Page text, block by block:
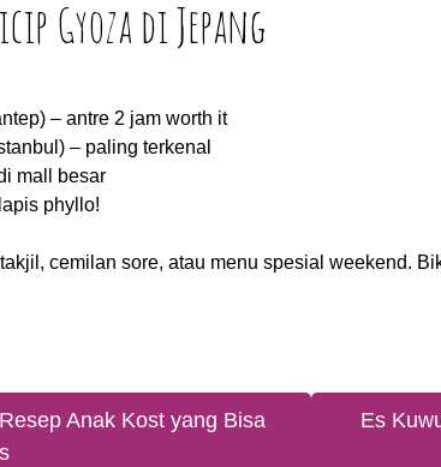
Gyoza di Jepang
– antre 2 jam worth it
– paling terkenal
mall besar
phyllo!
cemilan sore, atau menu spesial weekend.
Anak Kost yang Bisa
Es